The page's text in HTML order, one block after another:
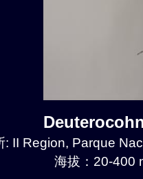
: II Region, Parque
海拔：20-400